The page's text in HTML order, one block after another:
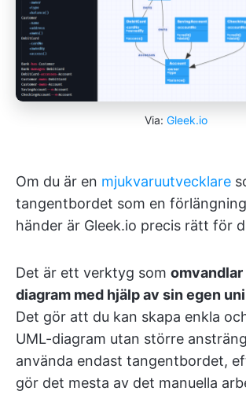
Via: Gleek.io
Om du är en mjukvaruutvecklare
tangentbordet som en
händer är Gleek.io precis rätt för
Det är ett verktyg som
diagram med hjälp av sin egen
Det gör att du kan skapa enkla
UML-diagram utan större
använda endast tangentbordet,
gör det mesta av det manuella